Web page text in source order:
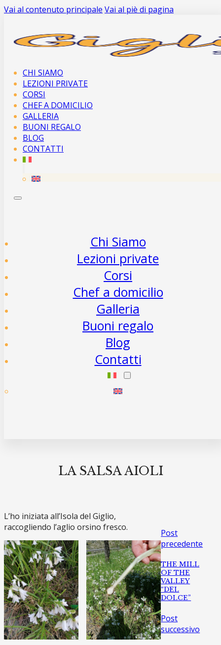
Vai al contenuto principale Vai al piè di pagina
CHI SIAMO
LEZIONI PRIVATE
CORSI
CHEF A DOMICILIO
GALLERIA
BUONI REGALO
BLOG
CONTATTI
Chi Siamo
Lezioni private
Corsi
Chef a domicilio
Galleria
Buoni regalo
Blog
Contatti
LA SALSA AIOLI
L’ho iniziata all’Isola del Giglio,
raccogliendo l’aglio orsino fresco.
Post
precedente
THE MILL
OF THE
VALLEY
“DEL
DOLCE”
Post
successivo